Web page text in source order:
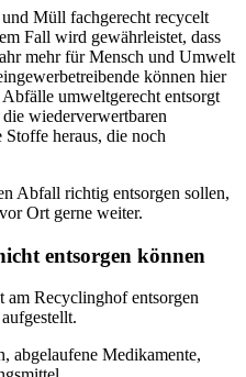
Müll fachgerecht recycelt
Fall wird gewährleistet, dass
mehr für Mensch und Umwelt
können hier
umweltgerecht entsorgt
wiederverwertbaren
heraus, die noch
Abfall richtig entsorgen sollen,
Ort gerne weiter.
entsorgen können
Recyclinghof entsorgen
abgelaufene Medikamente,